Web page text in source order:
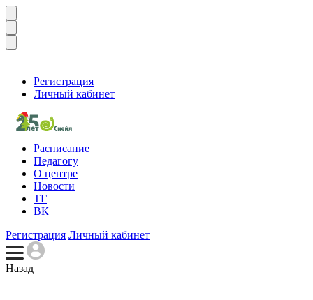
Регистрация
Личный кабинет
Расписание
Педагогу
О центре
Новости
ТГ
ВК
Регистрация Личный кабинет
Назад